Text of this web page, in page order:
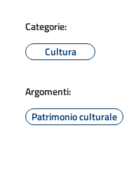
Categorie:
Cultura
Argomenti:
Patrimonio culturale